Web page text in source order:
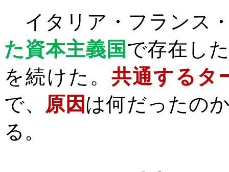
イタリア・フランス
た資本主義国 で存在し
を続けた。 共通するタ
で、 原因 は何だったの
る。